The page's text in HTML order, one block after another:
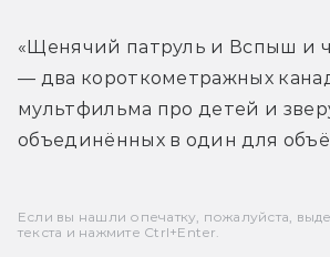
«Щенячий патруль и Вспыш и
— два короткометражных
мультфильма про детей и
объединённых в один для
Если вы нашли опечатку, пожалуйста,
текста и нажмите Ctrl+Enter.